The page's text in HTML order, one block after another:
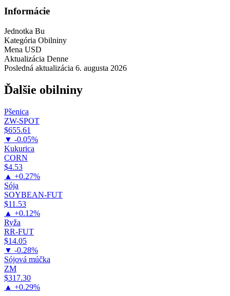
Informácie
Jednotka Bu
Kategória Obilniny
Mena USD
Aktualizácia Denne
Posledná aktualizácia 6. augusta 2026
Ďalšie obilniny
Pšenica
ZW-SPOT
$655.61
▼ -0.05%
Kukurica
CORN
$4.53
▲ +0.27%
Sója
SOYBEAN-FUT
$11.53
▲ +0.12%
Ryža
RR-FUT
$14.05
▼ -0.28%
Sójová múčka
ZM
$317.30
▲ +0.29%